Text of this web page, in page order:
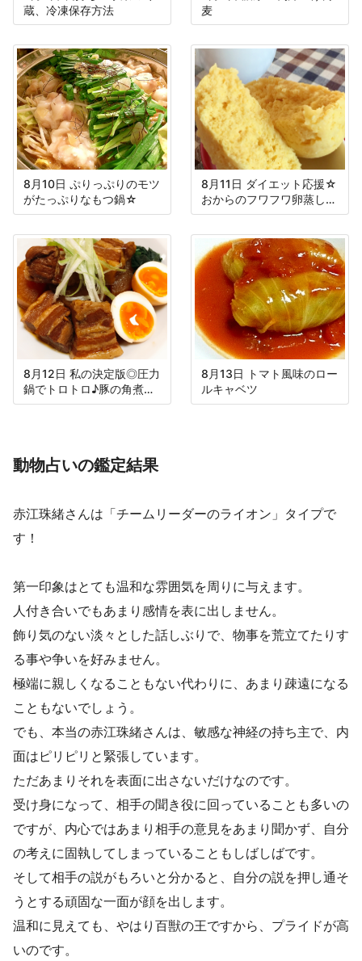
蔵、冷凍保存方法
麦
8月10日 ぷりっぷりのモツ
がたっぷりなもつ鍋☆
8月11日 ダイエット応援☆
おからのフワフワ卵蒸しパ
ン
8月12日 私の決定版◎圧力
鍋でトロトロ♪豚の角煮＆
大根
8月13日 トマト風味のロー
ルキャベツ
動物占いの鑑定結果
赤江珠緒さんは「チームリーダーのライオン」タイプで
す！
第一印象はとても温和な雰囲気を周りに与えます。
人付き合いでもあまり感情を表に出しません。
飾り気のない淡々とした話しぶりで、物事を荒立てたりす
る事や争いを好みません。
極端に親しくなることもない代わりに、あまり疎遠になる
こともないでしょう。
でも、本当の赤江珠緒さんは、敏感な神経の持ち主で、内
面はピリピリと緊張しています。
ただあまりそれを表面に出さないだけなのです。
受け身になって、相手の聞き役に回っていることも多いの
ですが、内心ではあまり相手の意見をあまり聞かず、自分
の考えに固執してしまっていることもしばしばです。
そして相手の説がもろいと分かると、自分の説を押し通そ
うとする頑固な一面が顔を出します。
温和に見えても、やはり百獣の王ですから、プライドが高
いのです。